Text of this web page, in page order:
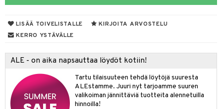
LISÄÄ TOIVELISTALLE
KIRJOITA ARVOSTELU
KERRO YSTÄVÄLLE
ALE - on aika napsauttaa löydöt kotiin!
Tartu tilaisuuteen tehdä löytöjä suuresta
ALEstamme. Juuri nyt tarjoamme suuren
valikoiman jännittäviä tuotteita alennetuilla
hinnoilla!
kuorinta
alentavat
rasvahapot
vahvistavat